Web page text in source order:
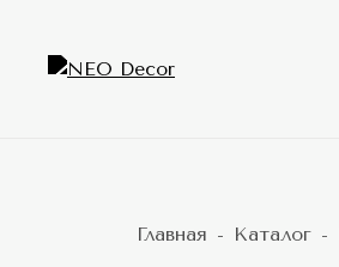
Главная Каталог